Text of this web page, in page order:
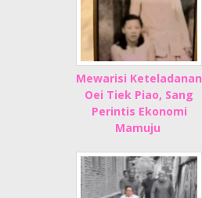
Mewarisi Keteladanan
Oei Tiek Piao, Sang
Perintis Ekonomi
Mamuju